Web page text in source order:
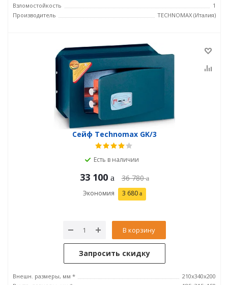
Взломостойкость
1
Производитель
TECHNOMAX (Италия)
Сейф Technomax GK/3
Есть в наличии
33 100 36 780
Экономия 3 680
В корзину
Запросить скидку
Внешн. размеры, мм *
210x340x200